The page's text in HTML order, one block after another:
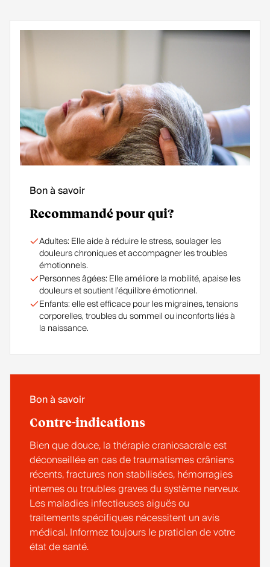
Bon à savoir
Recommandé pour qui?
Adultes: Elle aide à réduire le stress, soulager les
douleurs chroniques et accompagner les troubles
émotionnels.
Personnes âgées: Elle améliore la mobilité, apaise les
douleurs et soutient l’équilibre émotionnel.
Enfants: elle est efficace pour les migraines, tensions
corporelles, troubles du sommeil ou inconforts liés à
la naissance.
Bon à savoir
Contre-indications
Bien que douce, la thérapie craniosacrale est
déconseillée en cas de traumatismes crâniens
récents, fractures non stabilisées, hémorragies
internes ou troubles graves du système nerveux.
Les maladies infectieuses aiguës ou
traitements spécifiques nécessitent un avis
médical. Informez toujours le praticien de votre
état de santé.